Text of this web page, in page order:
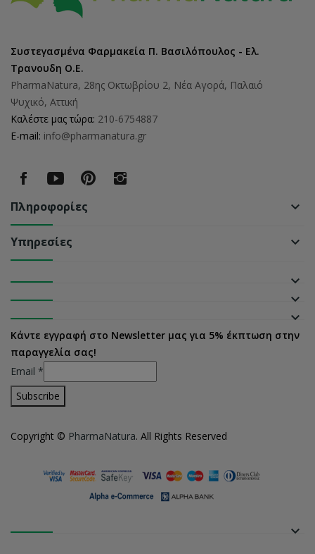
Συστεγασμένα Φαρμακεία Π. Βασιλόπουλος - Ελ.
Τρανουδη Ο.Ε.
PharmaNatura, 28ης Οκτωβρίου 2, Νέα Αγορά, Παλαιό
Ψυχικό, Αττική
Καλέστε μας τώρα: 210-6754887
E-mail: info@pharmanatura.gr
Πληροφορίες keyboard_arrow_down
Υπηρεσίες keyboard_arrow_down
keyboard_arrow_down
keyboard_arrow_down
keyboard_arrow_down
Κάντε εγγραφή στο Newsletter μας για 5% έκπτωση στην
παραγγελία σας!
Email *
Copyright © PharmaNatura. All Rights Reserved
keyboard_arrow_down